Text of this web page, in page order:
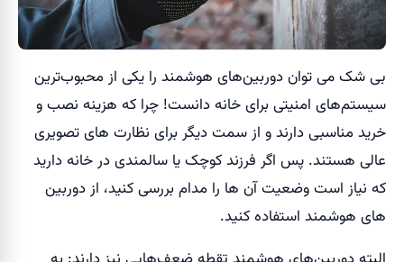
بی شک می توان دوربین‌های هوشمند را یکی از محبوب‌ترین
سیستم‌های امنیتی برای خانه دانست! چرا که هزینه نصب و
خرید مناسبی دارند و از سمت دیگر برای نظارت های تصویری
عالی هستند. پس اگر فرزند کوچک یا سالمندی در خانه دارید
که نیاز است وضعیت آن ها را مدام بررسی کنید، از دوربین
های هوشمند استفاده کنید.